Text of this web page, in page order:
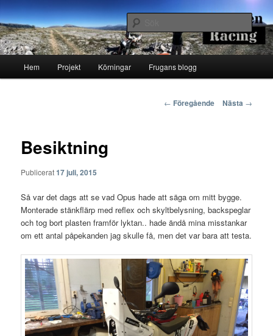
Hoppa
till
primärt
innehållRunsten Racing
Runstenarnas egen Racingblogg
Sök
Hem Projekt Körningar Frugans blogg
Inläggsnavigering
← Föregående Nästa →
Besiktning
Publicerat17 juli, 2015
Så var det dags att se vad Opus hade att säga om mitt bygge.
Monterade stänkflärp med reflex och skyltbelysning, backspeglar
och tog bort plasten framför lyktan.. hade ändå mina misstankar
om ett antal påpekanden jag skulle få, men det var bara att testa.